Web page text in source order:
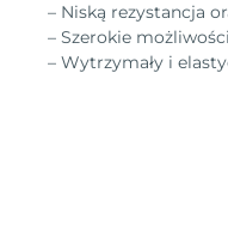
– Niską rezystancja
– Szerokie
– Wytrzymały i